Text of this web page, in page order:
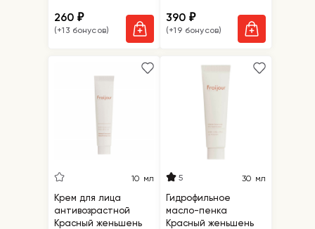
260₽
(+13 бонусов)
390₽
(+19 бонусов)
10 мл
Крем для лица
антивозрастной
Красный женьшень
5 30 мл
Гидрофильное
масло-пенка
Красный женьшень